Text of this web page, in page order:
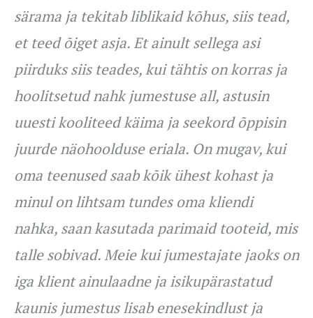
särama ja tekitab liblikaid kõhus, siis tead,
et teed õiget asja. Et ainult sellega asi
piirduks siis teades, kui tähtis on korras ja
hoolitsetud nahk jumestuse all, astusin
uuesti kooliteed käima ja seekord õppisin
juurde näohoolduse eriala. On mugav, kui
oma teenused saab kõik ühest kohast ja
minul on lihtsam tundes oma kliendi
nahka, saan kasutada parimaid tooteid, mis
talle sobivad. Meie kui jumestajate jaoks on
iga klient ainulaadne ja isikupärastatud
kaunis jumestus lisab enesekindlust ja